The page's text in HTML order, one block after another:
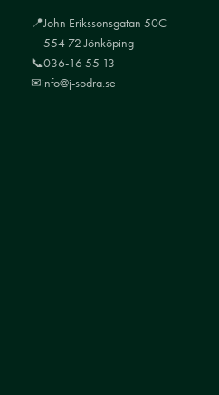
📍John Erikssonsgatan 50C
554 72 Jönköping
📞036-16 55 13
✉info@j-sodra.se